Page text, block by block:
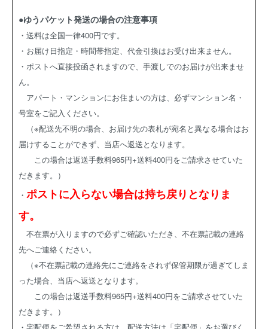
●ゆうパケット発送の場合の注意事項
・送料は全国一律400円です。
・お届け日指定・時間帯指定、代金引換はお受け出来ません。
・ポストへ直接投函されますので、手渡しでのお届けが出来ませ
ん。
アパート・マンションにお住まいの方は、必ずマンション名・
号室をご記入ください。
（※配送先不明の場合、お届け先の表札が宛名と異なる場合はお
届けすることができず、当店へ返送となります。
この場合は返送手数料965円+送料400円をご請求させていた
だきます。）
・ ポストに入らない場合は持ち戻りとなりま
す。
不在票が入りますので必ずご確認いただき、不在票記載の連絡
先へご連絡ください。
（※不在票記載の連絡先にご連絡をされず保管期限が過ぎてしま
った場合、当店へ返送となります。
この場合は返送手数料965円+送料400円をご請求させていた
だきます。）